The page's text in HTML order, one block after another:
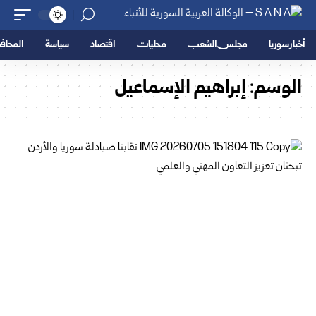
أخبار سوريا مجلس الشعب محليات اقتصاد سياسة
الوسم:إبراهيم الإسماعيل